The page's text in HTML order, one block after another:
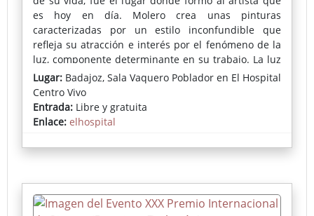
es hoy en día. Molero crea unas pinturas
caracterizadas por un estilo inconfundible que
refleja su atracción e interés por el fenómeno de la
luz, componente determinante en su trabajo. La luz
domina la atmósfera de las obras y da el sello que
marca la personalidad de su obra.
El trabajo de Fernando Molero ha sido expuesto
principalmente en numerosos contextos de galerías
e instituciones en Europa y EE.UU tales como:
Art (Nueva York), Dumbo Art Festival (Nueva York),
Lugar: Badajoz, Sala Vaquero Poblador en El Hospital
Centro Vivo
Entrada: Libre y gratuita
Enlace: elhospital